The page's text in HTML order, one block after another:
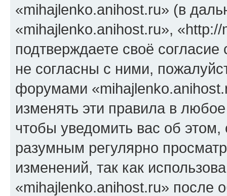
«mihajlenko.anihost.ru» (в
«mihajlenko.anihost.ru»,
подтверждаете своё
не согласны с ними,
форумами
изменять эти правила в
чтобы уведомить вас об
разумным регулярно
изменений, так как
«mihajlenko.anihost.ru» после